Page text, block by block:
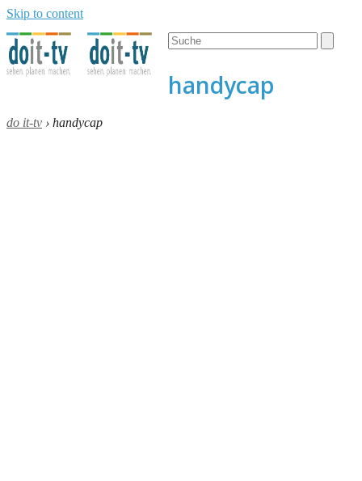
Skip to content
Open
mobile
Close
mobile
Search
handycap
do it-tv › handycap